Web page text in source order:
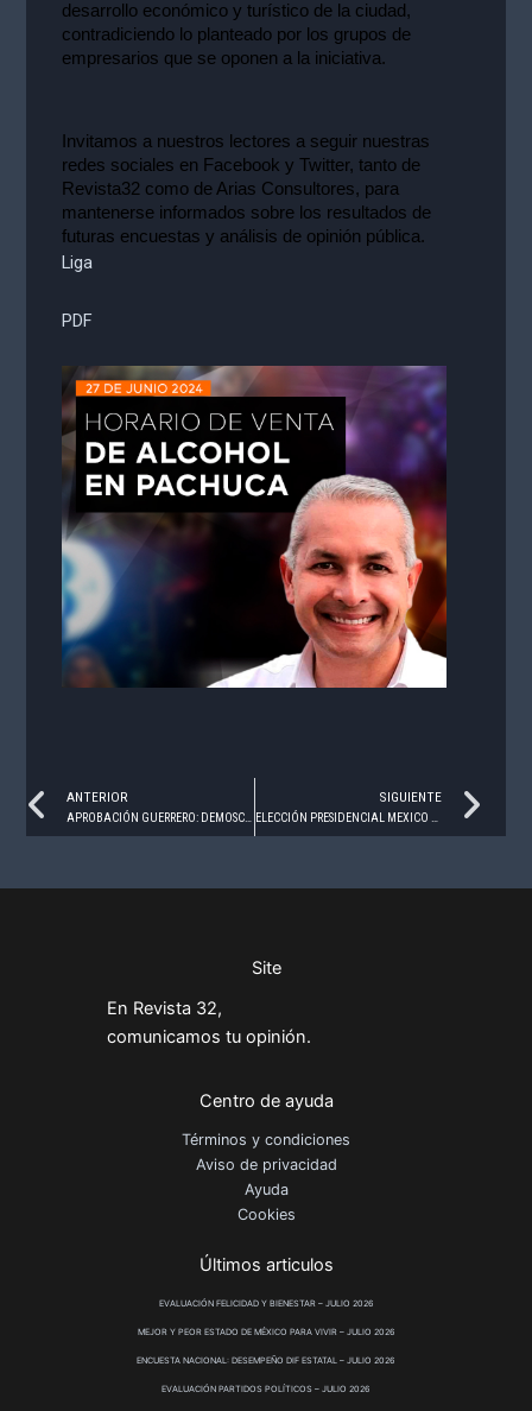
desarrollo económico y turístico de la ciudad,
contradiciendo lo planteado por los grupos de
empresarios que se oponen a la iniciativa.
Invitamos a nuestros lectores a seguir nuestras
redes sociales en Facebook y Twitter, tanto de
Revista32 como de Arias Consultores, para
mantenerse informados sobre los resultados de
futuras encuestas y análisis de opinión pública.
Liga
PDF
Prev
ANTERIOR SIGUIENTE
Site
En Revista 32,
comunicamos tu opinión.
Centro de ayuda
Términos y condiciones
Aviso de privacidad
Ayuda
Cookies
Últimos articulos
EVALUACIÓN FELICIDAD Y BIENESTAR – JULIO 2026
MEJOR Y PEOR ESTADO DE MÉXICO PARA VIVIR – JULIO 2026
ENCUESTA NACIONAL: DESEMPEÑO DIF ESTATAL – JULIO 2026
EVALUACIÓN PARTIDOS POLÍTICOS – JULIO 2026